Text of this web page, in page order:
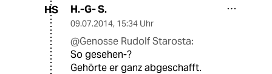
HS H.-G- S.
09.07.2014, 15:34 Uhr
@Genosse Rudolf Starosta:
So gesehen-?
Gehörte er ganz abgeschafft.